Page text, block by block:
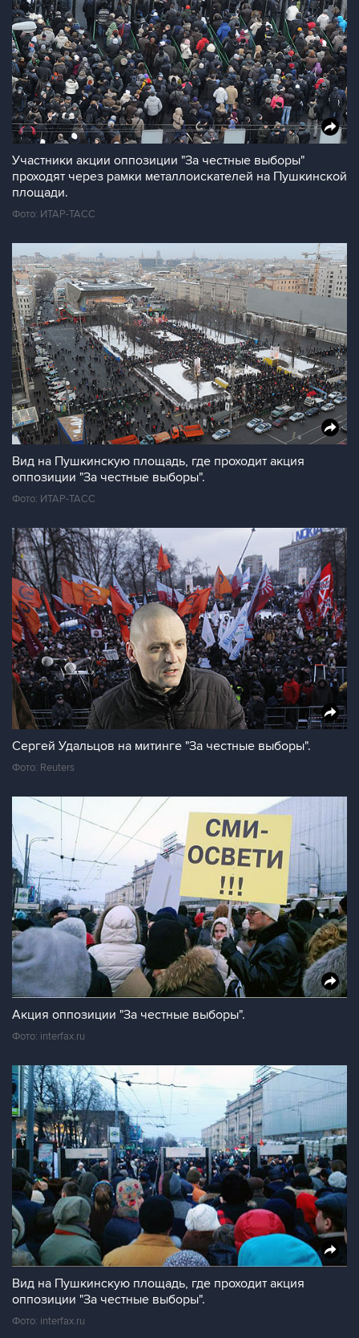
Участники акции оппозиции "За честные выборы"
проходят через рамки металлоискателей на Пушкинской
площади.
Фото: ИТАР-ТАСС
Вид на Пушкинскую площадь, где проходит акция
оппозиции "За честные выборы".
Фото: ИТАР-ТАСС
Сергей Удальцов на митинге "За честные выборы".
Фото: Reuters
Акция оппозиции "За честные выборы".
Фото: interfax.ru
Вид на Пушкинскую площадь, где проходит акция
оппозиции "За честные выборы".
Фото: interfax.ru